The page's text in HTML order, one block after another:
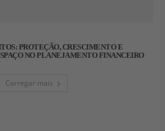
PROTEÇÃO, CRESCIMENTO E
NO PLANEJAMENTO FINANCEIRO
Carregar mais